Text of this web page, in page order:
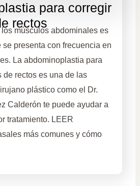
para corregir
rectos
músculos abdominales es
se presenta con frecuencia en
La abdominoplastia para
de rectos es una de las
plástico como el Dr.
Calderón te puede ayudar a
tratamiento. LEER
más comunes y cómo